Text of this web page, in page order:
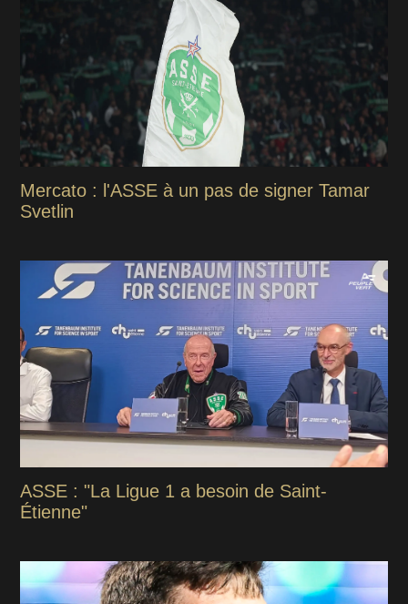
Mercato : l'ASSE à un pas de signer Tamar
Svetlin
ASSE : "La Ligue 1 a besoin de Saint-
Étienne"